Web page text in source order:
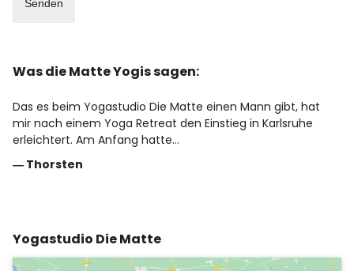
Was die Matte Yogis sagen:
Das es beim Yogastudio Die Matte einen Mann gibt, hat
mir nach einem Yoga Retreat den Einstieg in Karlsruhe
erleichtert. Am Anfang hatte…
― Thorsten
Yogastudio Die Matte